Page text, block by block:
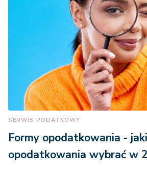
SERWIS PODATKOWY
Formy opodatkowania -
opodatkowania wybrać w